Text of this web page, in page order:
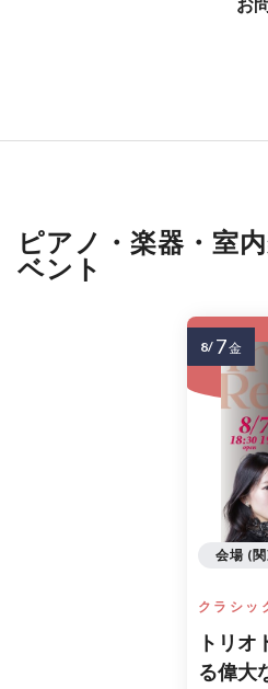
ピアノ・楽器・室
ベント
クラシッ
トリ
る偉大
会場 (
8/ 7金